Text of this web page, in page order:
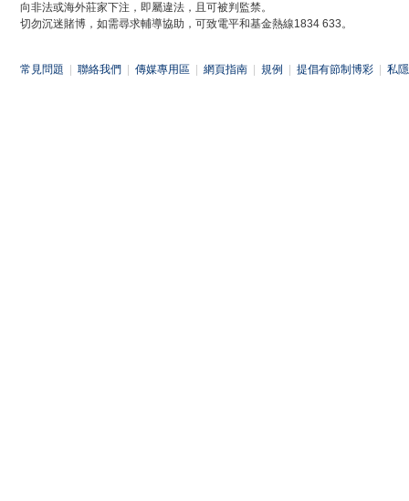
向非法或海外莊家下注，即屬違法，且可被判監禁。
切勿沉迷賭博，如需尋求輔導協助，可致電平和基金熱線1834 633。
常見問題 聯絡我們 傳媒專用區 網頁指南 規例 提倡有節制博彩 私